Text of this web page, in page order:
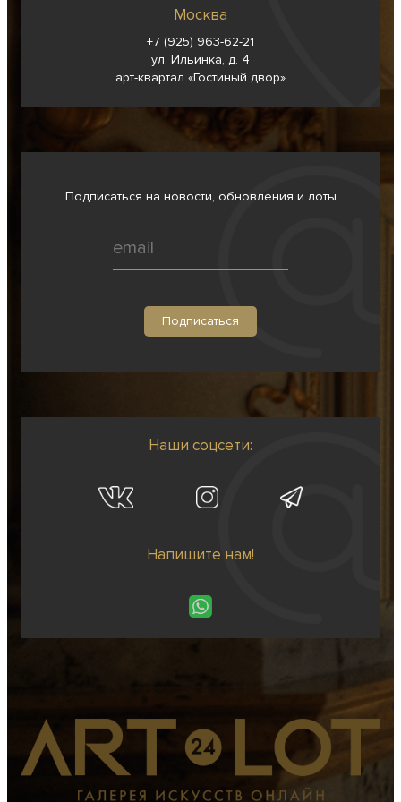
Москва
+7 (925) 963-62-21
ул. Ильинка, д. 4
арт-квартал «Гостиный двор»
Подписаться на новости, обновления и лоты
Наши соцсети:
Напишите нам!